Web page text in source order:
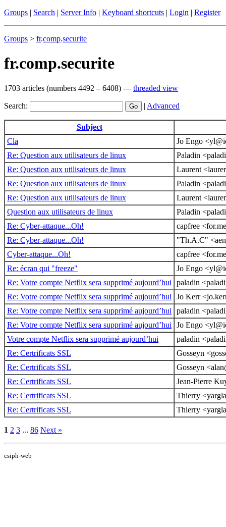
Groups | Search | Server Info | Keyboard shortcuts | Login | Register
Groups > fr.comp.securite
fr.comp.securite
1703 articles (numbers 4492 – 6408) — threaded view
Search: | Advanced
Subject
Cla
Jo Engo
Re: Question aux utilisateurs de linux
Paladin
Re: Question aux utilisateurs de linux
Laurent
Re: Question aux utilisateurs de linux
Paladin
Re: Question aux utilisateurs de linux
Laurent
Question aux utilisateurs de linux
Paladin
Re: Cyber-attaque...Oh!
capfree
Re: Cyber-attaque...Oh!
"Th.A.C"
Cyber-attaque...Oh!
capfree
Re: écran qui "freeze"
Jo Engo
Re: Votre compte Netflix sera supprimé aujourd’hui
paladin
Re: Votre compte Netflix sera supprimé aujourd’hui
Jo Kerr
Re: Votre compte Netflix sera supprimé aujourd’hui
paladin
Re: Votre compte Netflix sera supprimé aujourd’hui
Jo Engo
Votre compte Netflix sera supprimé aujourd’hui
paladin
Re: Certrificats SSL
Gosseyn
Re: Certrificats SSL
Gosseyn
Re: Certrificats SSL
Jean-Pierre
Re: Certrificats SSL
Thierry
Re: Certrificats SSL
Thierry
1 2 3 ... 86 Next »
csiph-web